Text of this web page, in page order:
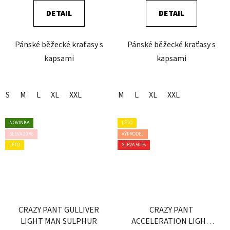
DETAIL
Pánské běžecké kraťasy s
kapsami
S M L XL XXL
DETAIL
Pánské běžecké kraťasy s
kapsami
M L XL XXL
NOVINKA
SLEVA 20 %
LÉTO
CRAZY PANT GULLIVER
LIGHT MAN SULPHUR
LÉTO
VÝPRODEJ
SLEVA 50 %
CRAZY PANT
ACCELERATION LIGHT